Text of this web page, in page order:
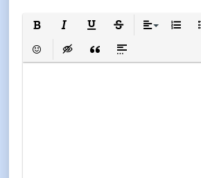
Полужирный
Курсив
Вставить смайлик
Вставка скрытого текста
Вставка цитаты
Вставка спойлера